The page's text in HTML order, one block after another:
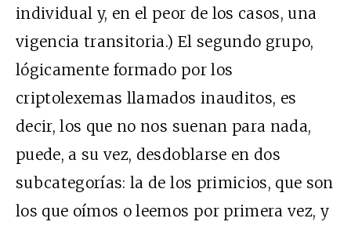
individual y, en el peor de los casos, una
vigencia transitoria.) El segundo grupo,
lógicamente formado por los
criptolexemas llamados inauditos, es
decir, los que no nos suenan para nada,
puede, a su vez, desdoblarse en dos
subcategorías: la de los primicios, que son
los que oímos o leemos por primera vez, y